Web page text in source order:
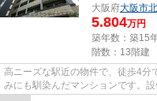
大阪府大阪市
5.804万円
築年数：築15
階数：13階建
高ニーズな駅近の物件で、徒歩4分
みにも馴染んだマンションです。